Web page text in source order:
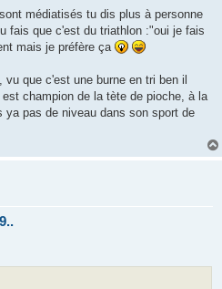
médiatisés tu dis plus à personne
fais que c'est du triathlon :"oui je fais
mais je préfère ça
que c'est une burne en tri ben il
champion de la tète de pioche, à la
pas de niveau dans son sport de